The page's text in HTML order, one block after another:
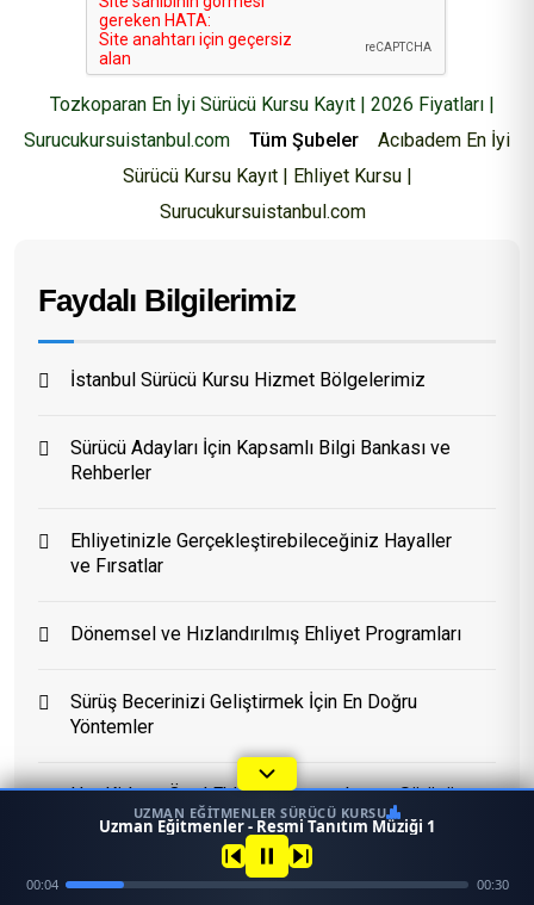
Tozkoparan En İyi Sürücü Kursu Kayıt | 2026 Fiyatları |
Surucukursuistanbul.com
Tüm Şubeler
Acıbadem En İyi
Sürücü Kursu Kayıt | Ehliyet Kursu |
Surucukursuistanbul.com
Faydalı Bilgilerimiz
İstanbul Sürücü Kursu Hizmet Bölgelerimiz
Sürücü Adayları İçin Kapsamlı Bilgi Bankası ve
Rehberler
Ehliyetinizle Gerçekleştirebileceğiniz Hayaller
ve Fırsatlar
Dönemsel ve Hızlandırılmış Ehliyet Programları
Sürüş Becerinizi Geliştirmek İçin En Doğru
Yöntemler
Her Kitleye Özel Ehliyet Programları ve Sürücü
Kursu
Eğitim Danışmanı
En Hızlı Sürücü Kursu
Bugün 09:38
Ara
1
Konum Mezun
UZMAN EĞITMENLER SÜRÜCÜ KURSU
Uzman Eğitmenler - Resmi Tanıtım Müziği 1
00:05 00:30